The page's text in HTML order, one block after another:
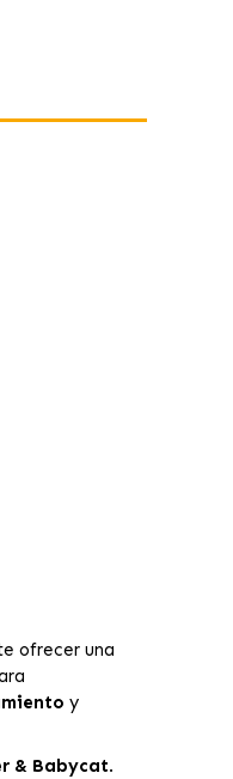
ofrecer una
y
& Babycat.